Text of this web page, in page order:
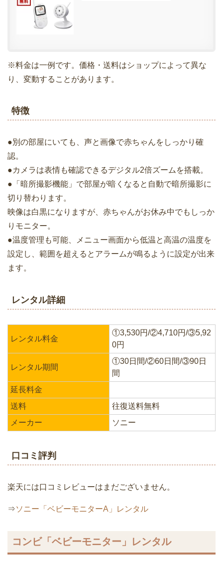
※料金は一例です。価格・送料はショップによって異な
り、変動することがあります。
特徴
●別の部屋にいても、声と画像で赤ちゃんをしっかり確
認。
●カメラは表情も確認できるデジタル2倍ズームを搭載。
●「暗所撮影機能」で部屋が暗くなると自動で暗所撮影に
切り替わります。
映像は白黒になりますが、赤ちゃんがお休み中でもしっか
りモニター。
●温度管理も可能、メニュー画面から低温と高温の温度を
設定し、範囲を超えるとアラームが鳴るように設定が出来
ます。
レンタル詳細
レンタル料金
①3,530円/②4,710円/③5,92
0円
レンタル期間
①30日間/②60日間/③90日
間
延長料金
送料
往復送料無料
メーカー
ソニー
口コミ評判
楽天には口コミレビューはまだございません。
⇒ソニー「ベビーモニターA」レンタル
コンビ「ベビーモニター」レンタル